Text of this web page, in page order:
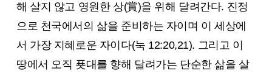
해 살지 않고 영원한 상(賞)을 위해 달려간다. 진정
으로 천국에서의 삶을 준비하는 자이며 이 세상에
서 가장 지혜로운 자이다(눅 12:20,21). 그리고 이
땅에서 오직 푯대를 향해 달려가는 단순한 삶을 살